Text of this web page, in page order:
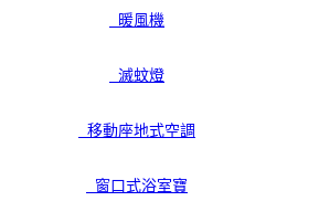
暖風機
滅蚊燈
移動座地式空調
窗口式浴室寶